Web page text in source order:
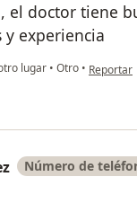
el doctor tiene
experiencia
lugar • Otro • en
Reportar
Número de